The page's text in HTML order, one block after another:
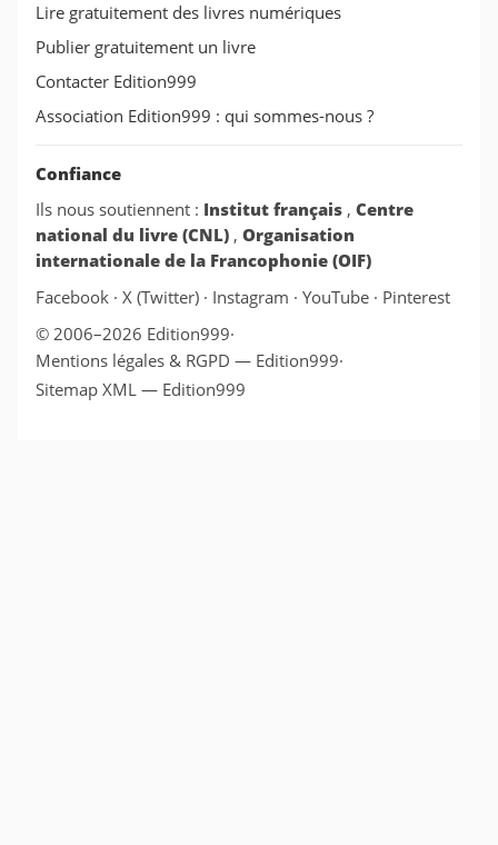
Lire gratuitement des livres numériques
Publier gratuitement un livre
Contacter Edition999
Association Edition999 : qui sommes-nous ?
Confiance
Ils nous soutiennent : Institut français , Centre
national du livre (CNL) , Organisation
internationale de la Francophonie (OIF)
Facebook · X (Twitter) · Instagram · YouTube · Pinterest
© 2006–2026 Edition999·
Mentions légales & RGPD — Edition999·
Sitemap XML — Edition999